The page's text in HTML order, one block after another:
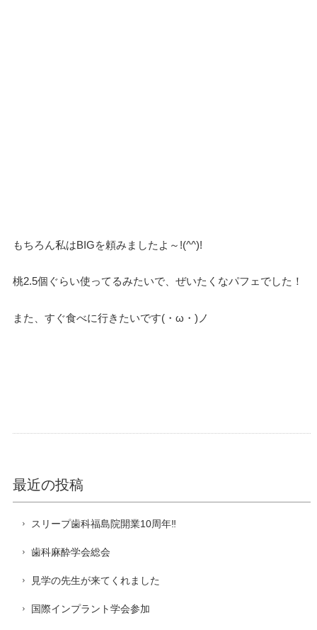
もちろん私はBIGを頼みましたよ～!(^^)!
桃2.5個ぐらい使ってるみたいで、ぜいたくなパフェでした！
また、すぐ食べに行きたいです(・ω・)ノ
最近の投稿
スリープ歯科福島院開業10周年‼️
歯科麻酔学会総会
見学の先生が来てくれました
国際インプラント学会参加